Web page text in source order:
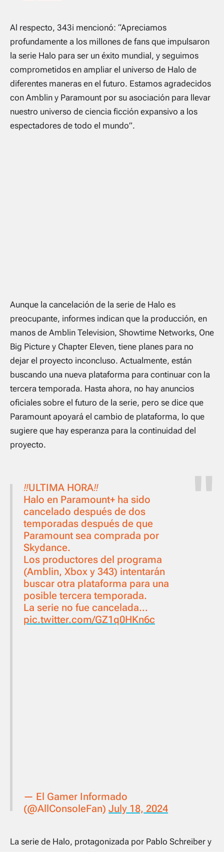
Al respecto, 343i mencionó: “Apreciamos
profundamente a los millones de fans que impulsaron
la serie Halo para ser un éxito mundial, y seguimos
comprometidos en ampliar el universo de Halo de
diferentes maneras en el futuro. Estamos agradecidos
con Amblin y Paramount por su asociación para llevar
nuestro universo de ciencia ficción expansivo a los
espectadores de todo el mundo”.
Aunque la cancelación de la serie de Halo es
preocupante, informes indican que la producción, en
manos de Amblin Television, Showtime Networks, One
Big Picture y Chapter Eleven, tiene planes para no
dejar el proyecto inconcluso. Actualmente, están
buscando una nueva plataforma para continuar con la
tercera temporada. Hasta ahora, no hay anuncios
oficiales sobre el futuro de la serie, pero se dice que
Paramount apoyará el cambio de plataforma, lo que
sugiere que hay esperanza para la continuidad del
proyecto.
‼️ULTIMA HORA‼️
Halo en Paramount+ ha sido
cancelado después de dos
temporadas después de que
Paramount sea comprada por
Skydance.
Los productores del programa
(Amblin, Xbox y 343) intentarán
buscar otra plataforma para una
posible tercera temporada.
La serie no fue cancelada…
pic.twitter.com/GZ1q0HKn6c
— El Gamer Informado
(@AllConsoleFan) July 18, 2024
La serie de Halo, protagonizada por Pablo Schreiber y